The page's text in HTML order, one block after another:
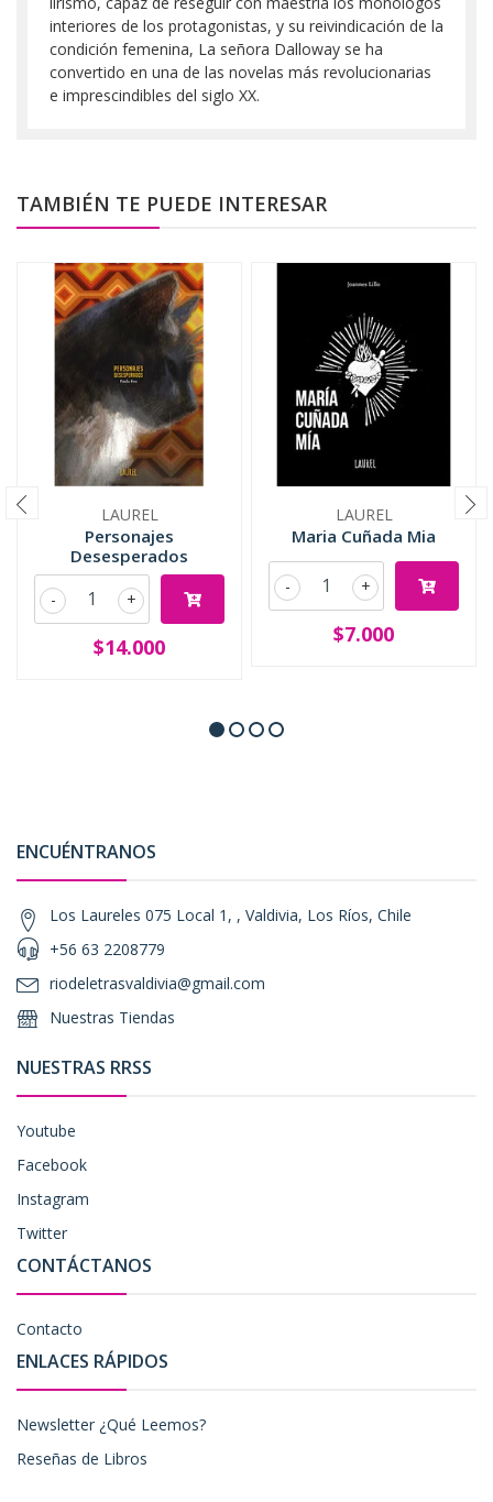
interiores de los protagonistas, y su reivindicación de la
condición femenina, La señora Dalloway se ha
convertido en una de las novelas más revolucionarias
e imprescindibles del siglo XX.
TAMBIÉN TE PUEDE INTERESAR
LAUREL
Personajes
Desesperados
+
-
$14.000
LAUREL
Maria Cuñada Mia
+
-
$7.000
ENCUÉNTRANOS
Los Laureles 075 Local 1, , Valdivia, Los Ríos, Chile
+56 63 2208779
riodeletrasvaldivia@gmail.com
Nuestras Tiendas
NUESTRAS RRSS
Youtube
Facebook
Instagram
Twitter
CONTÁCTANOS
Contacto
ENLACES RÁPIDOS
Newsletter ¿Qué Leemos?
Reseñas de Libros